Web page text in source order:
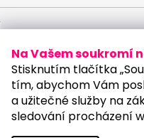
Na Vašem soukromí
Stisknutím tlačítka
tím, abychom Vám
a užitečné služby na
sledování procházení
ochrany osobních údajů